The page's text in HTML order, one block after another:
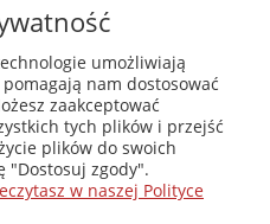
2025-
Świat" - internetowy sklep
online
naszej księgarni
2 w Warszawie
umożliwiają
nam dostosować
zaakceptować
tych plików i przejść
plików do swoich
"Dostosuj zgody".
w naszej Polityce